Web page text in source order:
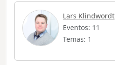
Lars Klindwordt
Eventos: 11
Temas: 1